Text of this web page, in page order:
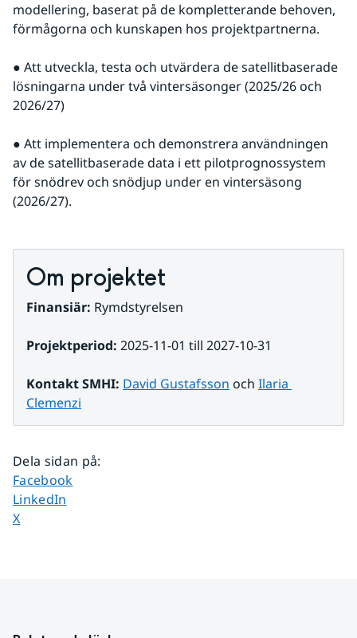
modellering, baserat på de kompletterande behoven,
förmågorna och kunskapen hos projektpartnerna.
● Att utveckla, testa och utvärdera de satellitbaserade
lösningarna under två vintersäsonger (2025/26 och
2026/27)
● Att implementera och demonstrera användningen
av de satellitbaserade data i ett pilotprognossystem
för snödrev och snödjup under en vintersäsong
(2026/27).
Om projektet
Finansiär: Rymdstyrelsen
Projektperiod: 2025-11-01 till 2027-10-31
Kontakt SMHI: David Gustafsson och Ilaria
Clemenzi
Dela sidan på:
Dela sidan på
Facebook
Dela sidan på
LinkedIn
Dela sidan på
X